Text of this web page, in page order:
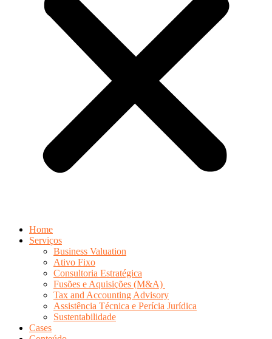
Home
Serviços
Business Valuation
Ativo Fixo
Consultoria Estratégica
Fusões e Aquisições (M&A)
Tax and Accounting Advisory
Assistência Técnica e Perícia Jurídica
Sustentabilidade
Cases